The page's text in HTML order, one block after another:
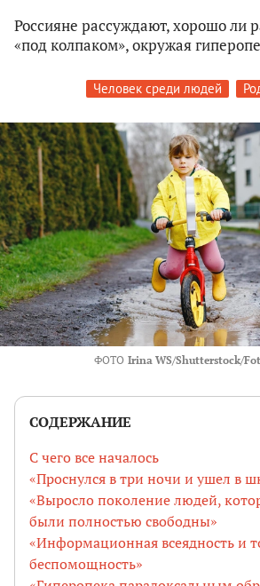
Россияне рассуждают, хорошо ли
«под колпаком», окружая
Человек среди людей
ФОТО Irina WS/Shutterstock/
СОДЕРЖАНИЕ
С чего все началось
«Проснулся в три ночи и ушел в
«Выросло поколение людей,
были полностью свободны»
«Информационная всеядность и
беспомощность»